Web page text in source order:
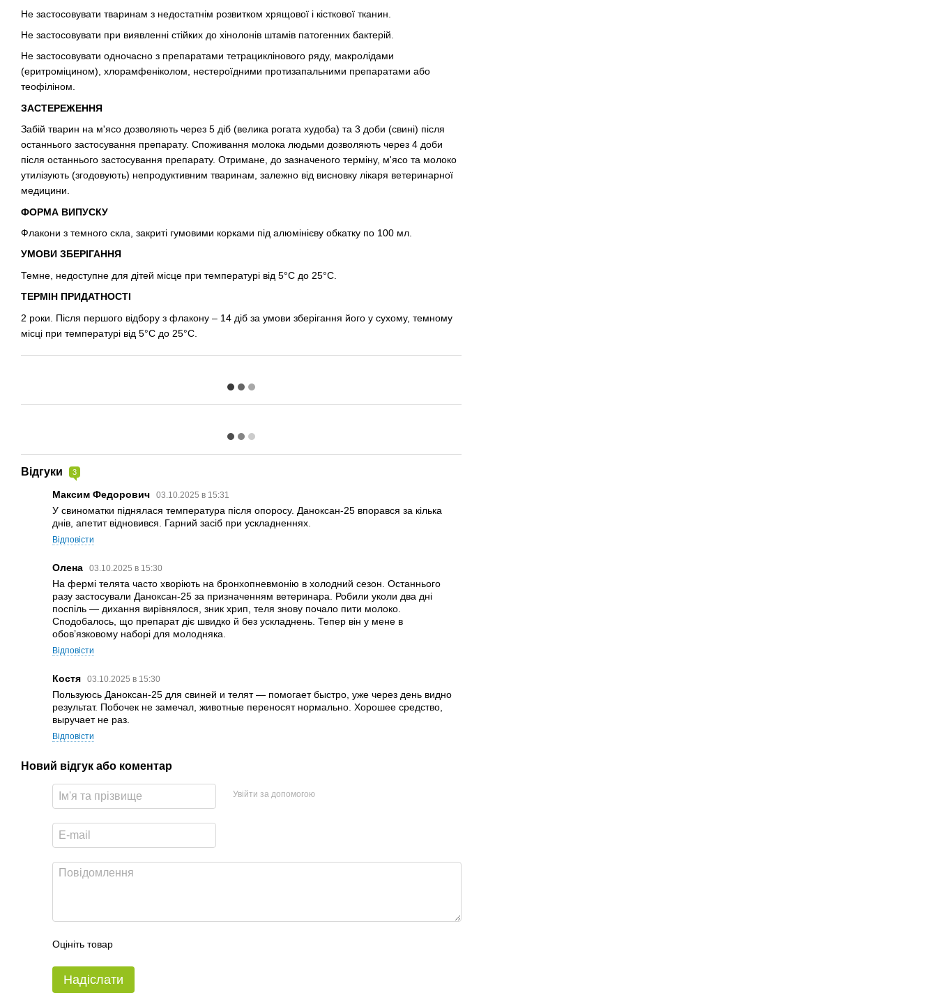
Не застосовувати тваринам з недостатнім розвитком хрящової і кісткової тканин.
Не застосовувати при виявленні стійких до хінолонів штамів патогенних бактерій.
Не застосовувати одночасно з препаратами тетрациклінового ряду, макролідами
(еритроміцином), хлорамфеніколом, нестероїдними протизапальними препаратами або
теофіліном.
ЗАСТЕРЕЖЕННЯ
Забій тварин на м'ясо дозволяють через 5 діб (велика рогата худоба) та 3 доби (свині) після
останнього застосування препарату. Споживання молока людьми дозволяють через 4 доби
після останнього застосування препарату. Отримане, до зазначеного терміну, м'ясо та молоко
утилізують (згодовують) непродуктивним тваринам, залежно від висновку лікаря ветеринарної
медицини.
ФОРМА ВИПУСКУ
Флакони з темного скла, закриті гумовими корками під алюмінієву обкатку по 100 мл.
УМОВИ ЗБЕРІГАННЯ
Темне, недоступне для дітей місце при температурі від 5°С до 25°С.
ТЕРМІН ПРИДАТНОСТІ
2 роки. Після першого відбору з флакону – 14 діб за умови зберігання його у сухому, темному
місці при температурі від 5°С до 25°С.
Відгуки 3
Максим Федорович 03.10.2025 в 15:31
У свиноматки піднялася температура після опоросу. Даноксан-25 впорався за кілька
днів, апетит відновився. Гарний засіб при ускладненнях.
Відповісти
Олена 03.10.2025 в 15:30
На фермі телята часто хворіють на бронхопневмонію в холодний сезон. Останнього
разу застосували Даноксан-25 за призначенням ветеринара. Робили уколи два дні
поспіль — дихання вирівнялося, зник хрип, теля знову почало пити молоко.
Сподобалось, що препарат діє швидко й без ускладнень. Тепер він у мене в
обов’язковому наборі для молодняка.
Відповісти
Костя 03.10.2025 в 15:30
Пользуюсь Даноксан-25 для свиней и телят — помогает быстро, уже через день видно
результат. Побочек не замечал, животные переносят нормально. Хорошее средство,
выручает не раз.
Відповісти
Новий відгук або коментар
Увійти за допомогою
Оцініть товар
Надіслати